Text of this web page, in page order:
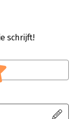
schrijft!